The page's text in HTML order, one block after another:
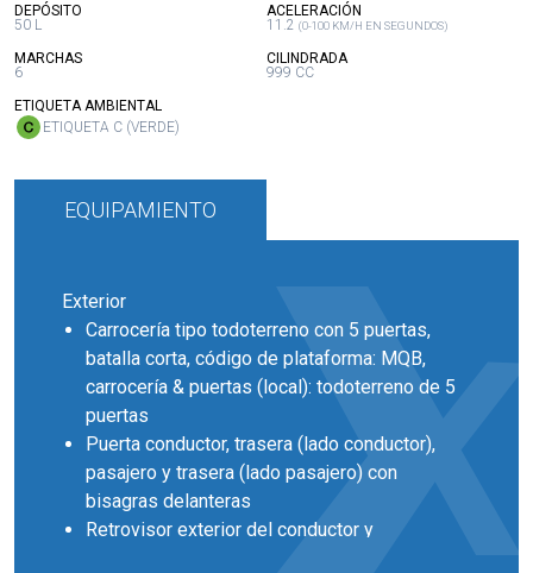
DEPÓSITO
50 L
ACELERACIÓN
11.2 (0-100 KM/H EN SEGUNDOS)
MARCHAS:
6
CILINDRADA:
999 CC
ETIQUETA AMBIENTAL
ETIQUETA C (VERDE)
EQUIPAMIENTO
Exterior
Carrocería tipo todoterreno con 5 puertas,
batalla corta, código de plataforma: MQB,
carrocería & puertas (local): todoterreno de 5
puertas
Puerta conductor, trasera (lado conductor),
pasajero y trasera (lado pasajero) con
bisagras delanteras
Retrovisor exterior del conductor y